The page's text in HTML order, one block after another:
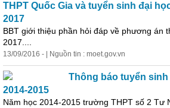
THPT Quốc Gia và tuyển sinh đại
2017
BBT giới thiệu phần hỏi đáp về phương án
2017....
13/09/2016 - | Nguồn tin : moet.gov.vn
Thông báo tuyển
2014-2015
Năm học 2014-2015 trường THPT số 2 Tư